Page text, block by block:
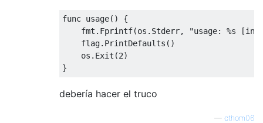
func usage()
{
    fmt
. Fprintf(os . Stderr,
"usage: %s
    flag
. PrintDefaults ()
    os
. Exit (2)
}
debería hacer el truco
cthom06